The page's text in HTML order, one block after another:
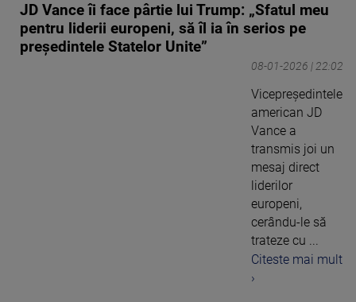
JD Vance îi face pârtie lui Trump: „Sfatul meu
pentru liderii europeni, să îl ia în serios pe
preşedintele Statelor Unite”
08-01-2026 | 22:02
Vicepreședintele
american JD
Vance a
transmis joi un
mesaj direct
liderilor
europeni,
cerându-le să
trateze cu ...
Citeste mai mult
›